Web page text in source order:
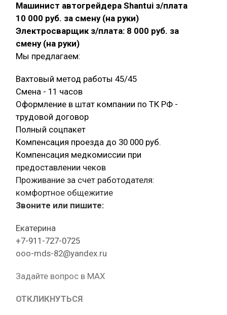
Машинист автогрейдера Shantui з/плата
10 000 руб. за смену (на руки)
Электросварщик з/плата: 8 000 руб. за
смену (на руки)
Мы предлагаем:
Вахтовый метод работы 45/45
Смена - 11 часов
Оформление в штат компании по ТК РФ -
трудовой договор
Полный соцпакет
Компенсация проезда до 30 000 руб.
Компенсация медкомиссии при
предоставлении чеков
Проживание за счет работодателя:
комфортное общежитие
Звоните или пишите:
Екатерина
+7-911-727-0725
ooo-mds-82@yandex.ru
Задайте вопрос в MAX
ОТКЛИКНУТЬСЯ